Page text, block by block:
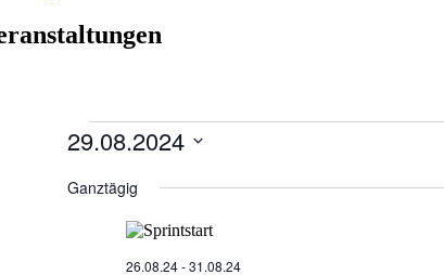
Veranstaltungen
für
29.08.24
29.08.2024
wählen.
Ganztägig
26.08.24-31.08.24